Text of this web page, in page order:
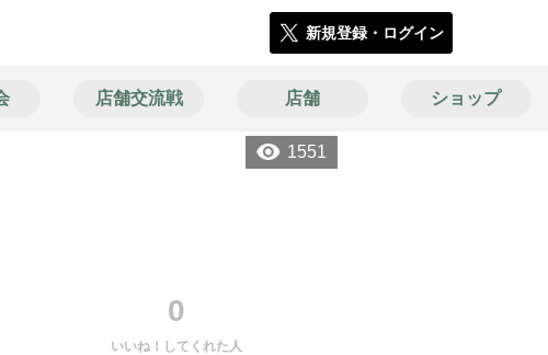
新規登録・ログイン
店舗交流戦 店舗 ショップ
1551
0
いいね！してくれた人